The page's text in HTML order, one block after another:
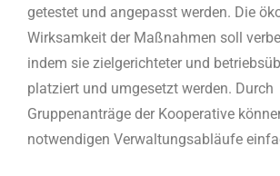
getestet und angepasst werden. Die
Wirksamkeit der Maßnahmen soll
indem sie zielgerichteter und
platziert und umgesetzt werden. Durch
Gruppenanträge der Kooperative
notwendigen Verwaltungsabläufe